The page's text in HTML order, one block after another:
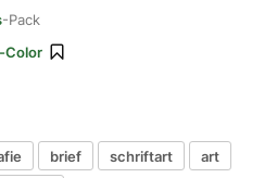
-Pack
Color
brief schriftart
art